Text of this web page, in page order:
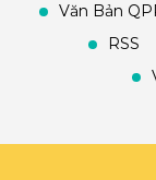
Văn Bản
RSS